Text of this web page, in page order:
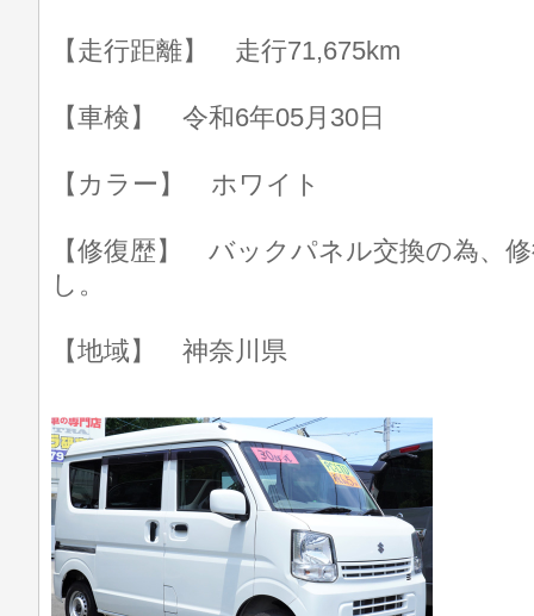
【走行距離】 走行71,675km
【車検】 令和6年05月30日
【カラー】 ホワイト
【修復歴】 バックパネル交換の為、
し。
【地域】 神奈川県